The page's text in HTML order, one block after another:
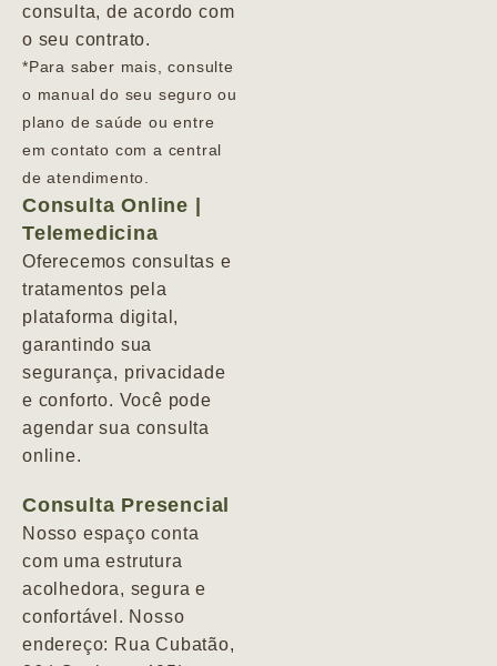
consulta, de acordo com
o seu contrato.
*Para saber mais, consulte
o manual do seu seguro ou
plano de saúde ou entre
em contato com a central
de atendimento.
Consulta Online |
Telemedicina
Oferecemos consultas e
tratamentos pela
plataforma digital,
garantindo sua
segurança, privacidade
e conforto. Você pode
agendar sua consulta
online.
Consulta Presencial
Nosso espaço conta
com uma estrutura
acolhedora, segura e
confortável. Nosso
endereço: Rua Cubatão,